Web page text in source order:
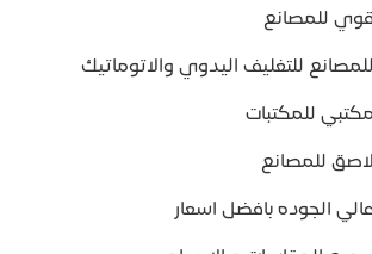
للمصانع
للتغليف اليدوي والاتوماتيك
للمكتبات
للمصانع
الجوده بافضل اسعار